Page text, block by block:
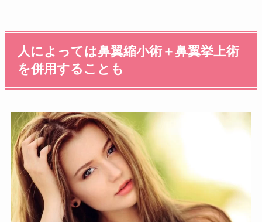
人によっては鼻翼縮小術＋鼻翼挙上術
を併用することも